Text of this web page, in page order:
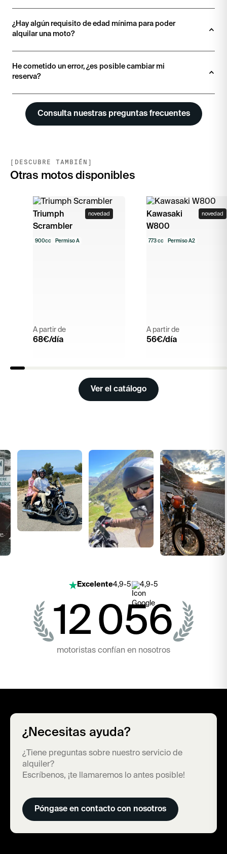
¿Hay algún requisito de edad mínima para poder
alquilar una moto?
He cometido un error, ¿es posible cambiar mi
reserva?
Consulta nuestras preguntas frecuentes
[DESCUBRE TAMBIÉN]
Otras motos disponibles
Triumph
Scrambler
novedad
900cc Permiso A
A partir de
68€/día
Kawasaki
W800
novedad
773 cc Permiso A2
A partir de
56€/día
Ver el catálogo
Excelente4,9-5 4,9-5
12 056
motoristas confían en nosotros
¿Necesitas ayuda?
¿Tiene preguntas sobre nuestro servicio de
alquiler?
Escríbenos, ¡te llamaremos lo antes posible!
Póngase en contacto con nosotros